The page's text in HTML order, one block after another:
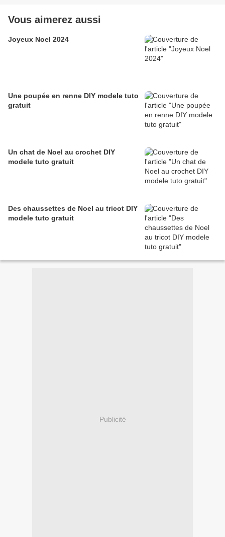
Vous aimerez aussi
Joyeux Noel 2024
Une poupée en renne DIY modele tuto
gratuit
Un chat de Noel au crochet DIY
modele tuto gratuit
Des chaussettes de Noel au tricot DIY
modele tuto gratuit
Publicité